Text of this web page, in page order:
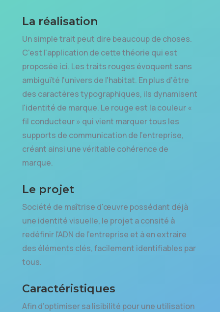
La réalisation
Un simple trait peut dire beaucoup de choses.
C'est l'application de cette théorie qui est
proposée ici. Les traits rouges évoquent sans
ambiguïté l'univers de l'habitat. En plus d'être
des caractères typographiques, ils dynamisent
l'identité de marque. Le rouge est la couleur «
fil conducteur » qui vient marquer tous les
supports de communication de l'entreprise,
créant ainsi une véritable cohérence de
marque.
Le projet
Société de maîtrise d'œuvre possédant déjà
une identité visuelle, le projet a consité à
redéfinir l'ADN de l'entreprise et à en extraire
des éléments clés, facilement identifiables par
tous.
Caractéristiques
Afin d’optimiser sa lisibilité pour une utilisation